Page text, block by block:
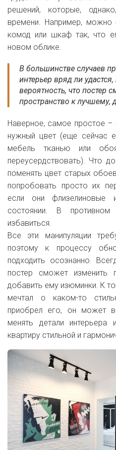
решений, которые,
времени. Например, можно
комод или шкаф так, что
новом облике.
В большинстве случаев
интерьер вряд ли удастся,
вероятность, что постер
пространство к лучшему,
Наверное, самое простое –
нужный цвет (еще сейчас
мебель тканью или
переусердствовать). Что
поменять цвет старых
попробовать просто их
если они флизелиновые
состоянии. В
избавиться.
Все эти манипуляции
поэтому к процессу
подходить осознанно.
постер сможет изменить
добавить ему изюминки. К
мечтал о каком-то
приобрел его, он может в
менять детали
квартиру стильной и